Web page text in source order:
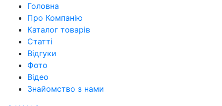
Головна
Про Компанію
Каталог товарів
Статті
Відгуки
Фото
Відео
Знайомство з нами